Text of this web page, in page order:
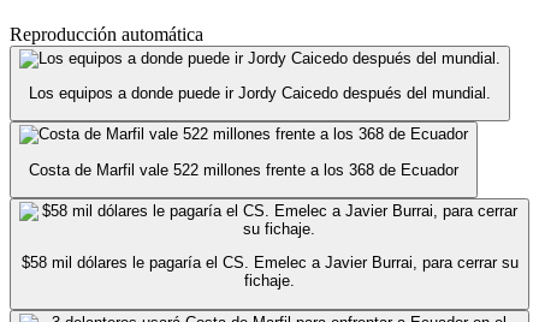
Reproducción automática
Los equipos a donde puede ir Jordy Caicedo después del mundial.
Costa de Marfil vale 522 millones frente a los 368 de Ecuador
$58 mil dólares le pagaría el CS. Emelec a Javier Burrai, para cerrar su
fichaje.